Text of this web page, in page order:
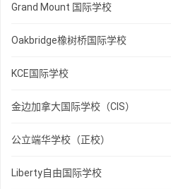
Grand Mount 国际学校
Oakbridge橡树桥国际学校
KCE国际学校
金边加拿大国际学校（CIS）
公立端华学校（正校）
Liberty自由国际学校